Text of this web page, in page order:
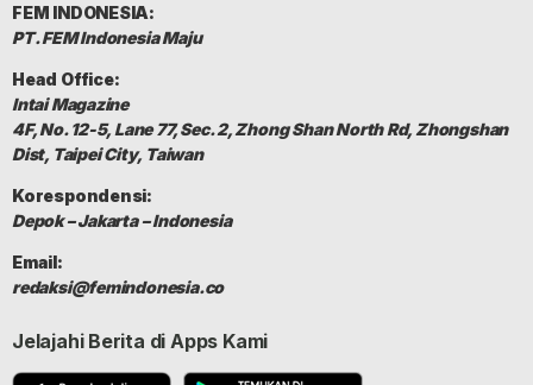
FEM INDONESIA:
PT. FEM Indonesia Maju
Head Office:
Intai Magazine
4F, No. 12-5, Lane 77, Sec. 2, Zhong Shan North Rd, Zhongshan
Dist, Taipei City, Taiwan
Korespondensi:
Depok – Jakarta – Indonesia
Email:
redaksi@femindonesia.co
Jelajahi Berita di Apps Kami